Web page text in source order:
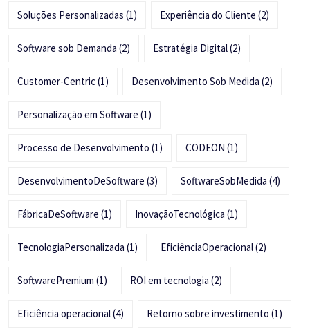
Soluções Personalizadas (1) Experiência do Cliente (2)
Software sob Demanda (2) Estratégia Digital(2)
Customer-Centric(1) Desenvolvimento Sob Medida (2)
Personalização em Software (1)
Processo de Desenvolvimento (1) CODEON (1)
DesenvolvimentoDeSoftware (3) SoftwareSobMedida (4)
FábricaDeSoftware (1) InovaçãoTecnológica (1)
TecnologiaPersonalizada (1) EficiênciaOperacional(2)
SoftwarePremium (1) ROI em tecnologia (2)
Eficiência operacional(4) Retorno sobre investimento (1)